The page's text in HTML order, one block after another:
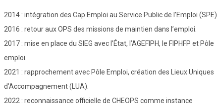
2014 : intégration des Cap Emploi au Service Public de l’Emploi (SPE).
2016 : retour aux OPS des missions de maintien dans l’emploi.
2017 : mise en place du SIEG avec l’État, l’AGEFIPH, le FIPHFP et Pôle
emploi.
2021 : rapprochement avec Pôle Emploi, création des Lieux Uniques
d’Accompagnement (LUA).
2022 : reconnaissance officielle de CHEOPS comme instance